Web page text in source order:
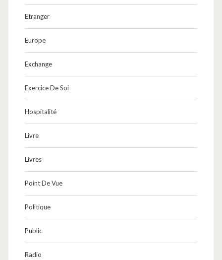
Etranger
Europe
Exchange
Exercice De Soi
Hospitalité
Livre
Livres
Point De Vue
Politique
Public
Radio